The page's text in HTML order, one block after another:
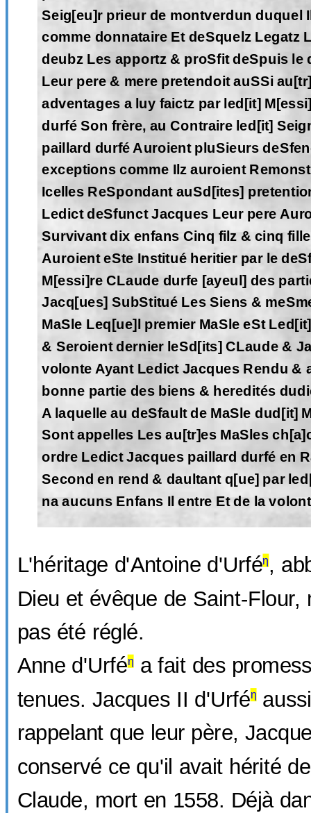
Seig[eu]r prieur de montverdun duquel
comme donnataire Et deSquelz Legatz
deubz Les apportz & proSfit deSpuis le
Leur pere & mere pretendoit auSSi
adventages a luy faictz par led[it]
durfé Son frère, au Contraire led[it]
paillard durfé Auroient pluSieurs
exceptions comme Ilz auroient
Icelles ReSpondant auSd[ites]
Ledict deSfunct Jacques Leur pere
Survivant dix enfans Cinq filz & cinq
Auroient eSte Institué heritier par le
M[essi]re CLaude durfe [ayeul] des
Jacq[ues] SubStitué Les Siens &
MaSle Leq[ue]l premier MaSle eSt
& Seroient dernier leSd[its] CLaude &
volonte Ayant Ledict Jacques Rendu &
bonne partie des biens & heredités
A laquelle au deSfault de MaSle dud[it]
Sont appelles Les au[tr]es MaSles
ordre Ledict Jacques paillard durfé en
Second en rend & daultant q[ue] par
na aucuns Enfans Il entre Et de la
L'héritage d'Antoine d'Urféη,
Dieu et évêque de Saint-Flour,
pas été réglé.
Anne d'Urféηa fait des
tenues. Jacques II d'Urféη
rappelant que leur père,
conservé ce qu'il avait hérité
Claude, mort en 1558. Déjà